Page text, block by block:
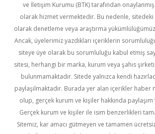
ve İletişim Kurumu (BTK) tarafından onaylanmış
olarak hizmet vermektedir. Bu nedenle,
olarak denetleme veya araştırma
Ancak, üyelerimiz yazdıkları içeriklerin
siteye üye olarak bu sorumluluğu kabul etmiş
sitesi, herhangi bir marka, kurum veya şahıs
bulunmamaktadır. Sitede yalnızca kendi
paylaşılmaktadır. Burada yer alan içerikler haber
olup, gerçek kurum ve kişiler hakkında paylaşım
Gerçek kurum ve kişiler ile isim benzerlikleri
Sitemiz, kar amacı gütmeyen ve tamamen